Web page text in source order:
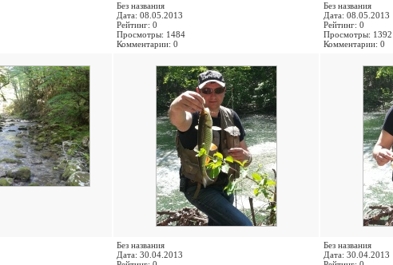
Без названия
Дата: 08.05.2013
Рейтинг: 0
Просмотры: 1484
Комментарии: 0
Без названия
Дата: 08.05.2013
Рейтинг: 0
Просмотры: 1392
Комментарии: 0
Без названия
Дата: 30.04.2013
Без названия
Дата: 30.04.2013